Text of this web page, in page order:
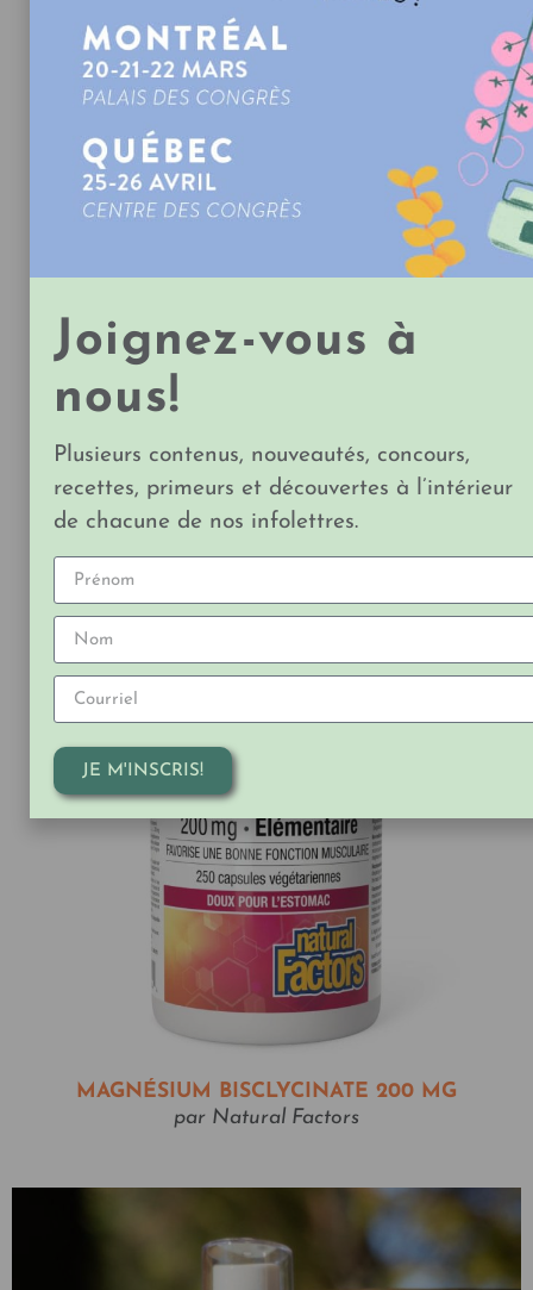
ÉNERGIE MITOCHONDRIALE, REGENERLIFE
par Natural Factors
MAGNÉSIUM BISCLYCINATE 200 MG
par Natural Factors
Joignez-vous à
nous!
Plusieurs contenus, nouveautés, concours,
recettes, primeurs et découvertes à l’intérieur
de chacune de nos infolettres.
JE M'INSCRIS!